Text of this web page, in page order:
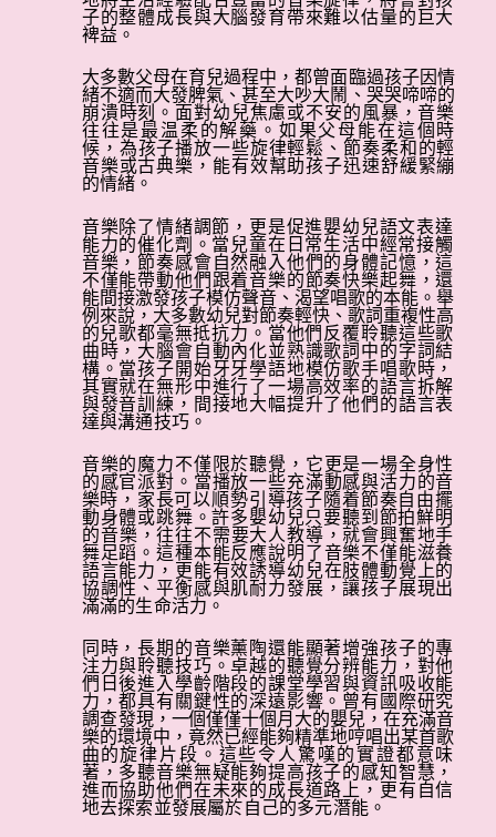
左腳
2025年7月份親子信箱 - 減少依賴科技有
助成長
2025年6月份親子信箱 - 一定要買玩具
2025年5月份親子信箱 - 樂器 - 快樂的器
具
2025年4月份親子信箱 - 實際購買
2025年3月份親子信箱 - 多看網上短片能
提升智能？
2025年2月份親子信箱 - 音樂人生
2025年1月份親子信箱 - 如何培養有禮小
孩
2024年12月份親子信箱 -港鐵通識遊
2024年11月份親子信箱 - 「抓周」的反
思
2024年10月份親子信箱 - 隨時隨地的益
智活動
2024年7月份親子信箱 - 嬰幼兒應否每天
做運動
2024年6月份親子信箱 -搵食艱難的好處
子的整體成長與大腦發育帶來難以估量的巨大
裨益。
大多數父母在育兒過程中，都曾面臨過孩子因情
緒不適而大發脾氣、甚至大吵大鬧、哭哭啼啼的
崩潰時刻。面對幼兒焦慮或不安的風暴，音樂
往往是最温柔的解藥。如果父母能在這個時
候， 為孩子播放一些旋律輕鬆、節奏柔和的輕
音樂或古典樂，能有效幫助孩子迅速舒緩緊繃
的情緒。
音樂除了情緒調節，更是促進嬰幼兒語文表達
能力的催化劑。當兒童在日常生活中經常接觸
音樂，節奏感會自然融入他們的身體記憶，這
不僅能帶動他們跟着音樂的節奏快樂起舞，還
能間接激發孩子模仿聲音、渴望唱歌的本能。舉
例來說，大多數幼兒對節奏輕快、歌詞重複性高
的兒歌都毫無抵抗力。當他們反覆聆聽這些歌
曲時，大腦會自動內化並熟識歌詞中的字詞結
構。當孩子開始牙牙學語地模仿歌手唱歌時，
其實就在無形中進行了一場高效率的語言拆解
與發音訓練，間接地大幅提升了他們的語言表
達與溝通技巧。
音樂的魔力不僅限於聽覺，它更是一場全身性
的感官派對。當播放一些充滿動感與活力的音
樂時，家長可以順勢引導孩子隨着節奏自由擺
動身體或跳舞。許多嬰幼兒只要聽到節拍鮮明
的音樂，往往不需要大人教導，就會興奮地手
舞足蹈。這種本能反應說明了音樂不僅能滋養
語言能力，更能有效誘導幼兒在肢體動覺上的
協調性、平衡感與肌耐力發展，讓孩子展現出
滿滿的生命活力。
同時，長期的音樂薰陶還能顯著增強孩子的專
注力與聆聽技巧。卓越的聽覺分辨能力，對他
們日後進入學齡階段的課堂學習與資訊吸收能
力，都具有關鍵性的深遠影響。曾有國際研究
調查發現，一個僅僅十個月大的嬰兒，在充滿音
樂的環境中，竟然已經能夠精準地哼唱出某首歌
曲的旋律片段。這些令人驚嘆的實證都意味
著，多聽音樂無疑能夠提高孩子的感知智慧，
進而協助他們在未來的成長道路上，更有自信
地去探索並發展屬於自己的多元潛能。